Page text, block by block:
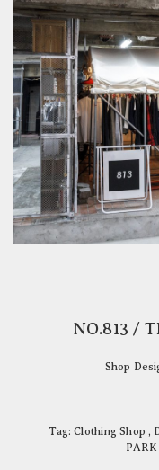
NO.813 /
Shop
Tag:Clothing Shop ,